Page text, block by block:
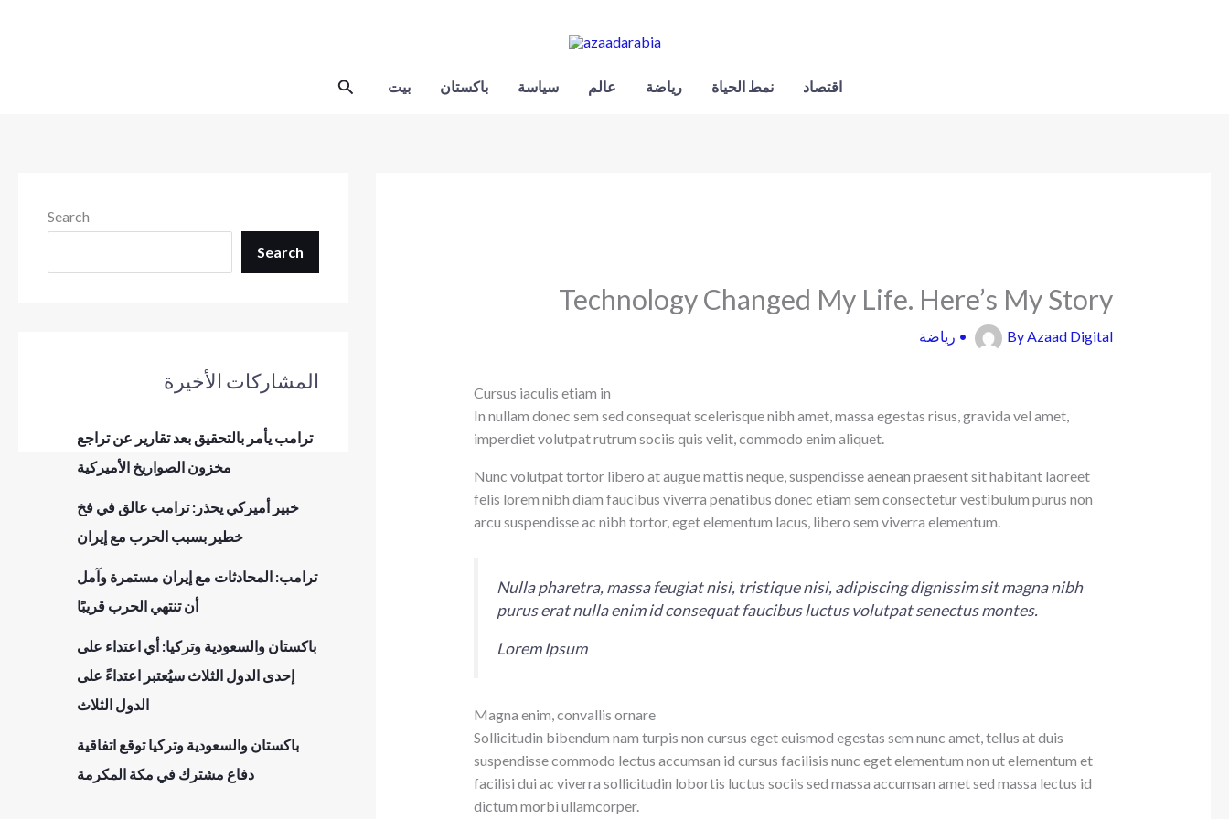
Search بيت باكستان سياسة عالم رياضة نمط الحياة اقتصاد
Search
Search
المشاركات الأخيرة
ترامب يأمر بالتحقيق بعد تقارير عن تراجع
مخزون الصواريخ الأميركية
خبير أميركي يحذر: ترامب عالق في فخ
خطير بسبب الحرب مع إيران
ترامب: المحادثات مع إيران مستمرة وآمل
أن تنتهي الحرب قريبًا
باكستان والسعودية وتركيا: أي اعتداء على
إحدى الدول الثلاث سيُعتبر اعتداءً على
الدول الثلاث
باكستان والسعودية وتركيا توقع اتفاقية
دفاع مشترك في مكة المكرمة
Technology Changed My Life. Here’s My Story
رياضة • ByAzaad Digital
Cursus iaculis etiam in
In nullam donec sem sed consequat scelerisque nibh amet, massa egestas risus, gravida vel amet,
imperdiet volutpat rutrum sociis quis velit, commodo enim aliquet.
Nunc volutpat tortor libero at augue mattis neque, suspendisse aenean praesent sit habitant laoreet
felis lorem nibh diam faucibus viverra penatibus donec etiam sem consectetur vestibulum purus non
arcu suspendisse ac nibh tortor, eget elementum lacus, libero sem viverra elementum.
Nulla pharetra, massa feugiat nisi, tristique nisi, adipiscing dignissim sit magna nibh
purus erat nulla enim id consequat faucibus luctus volutpat senectus montes.
Lorem Ipsum
Magna enim, convallis ornare
Sollicitudin bibendum nam turpis non cursus eget euismod egestas sem nunc amet, tellus at duis
suspendisse commodo lectus accumsan id cursus facilisis nunc eget elementum non ut elementum et
facilisi dui ac viverra sollicitudin lobortis luctus sociis sed massa accumsan amet sed massa lectus id
dictum morbi ullamcorper.